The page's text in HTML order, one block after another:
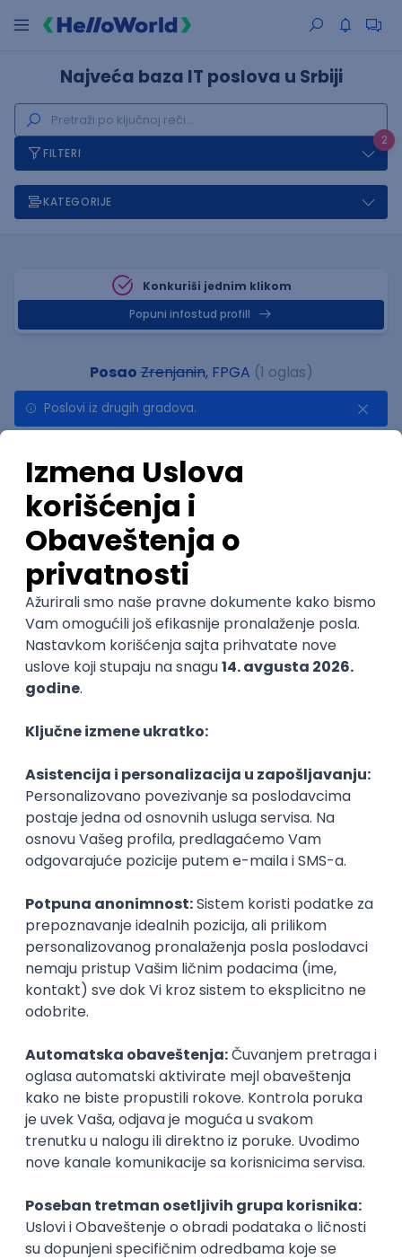
Najveća baza IT poslova u Srbiji
2
FILTERI
KATEGORIJE
Konkuriši jednim klikom
Popuni infostud profill
PosaoZrenjanin, FPGA (1 oglas)
Poslovi iz drugih gradova.
Embedded Software Engineer
Tajfun HIL d.o.o.
Novi Sad
30.08.2026.
Linux C++ Git Svn Python
FPGA
Matlab Intermediate @
POSLOVI NA MAIL
KATEGORIJA
TEHNOLOGIJA
SENIORITET
NAČIN RADA
Najnoviji poslovi svakog dana u tvom
inboxu
Prijavi se
Istaknuti poslodavci
transparentnost domaćeg IT tržišta rada i
efikasno spajamo kandidate i poslodavce.